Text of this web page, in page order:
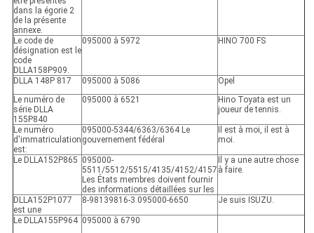
dans la égorie 2
de la présente
annexe.
Le code de
désignation est le
code
DLLA158P909.
095000 à 5972 HINO 700 FS
DLLA 148P 817 095000 à 5086
Opel
Le numéro de
série DLLA
155P840
095000 à 6521
Hino Toyata est un
joueur de tennis.
Le numéro
d'immatriculation
est:
095000-5344/6363/6364 Le
gouvernement fédéral
Il est à moi, il est à
moi.
Le DLLA152P865 095000-
5511/5512/5515/4135/4152/4157
Les États membres doivent fournir
des informations détaillées sur les
Il y a une autre chose
à faire.
DLLA152P1077
est une
8-98139816-3 095000-6650 Je suis ISUZU.
Le DLLA155P964 095000 à 6790